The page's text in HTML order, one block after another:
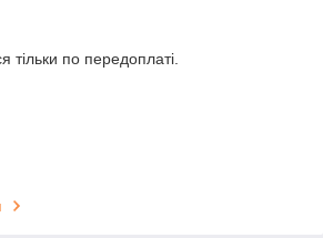
тільки по передоплаті.